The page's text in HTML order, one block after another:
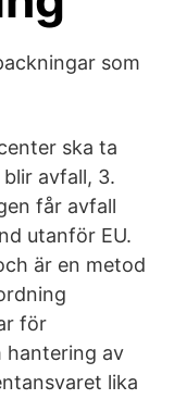
som
ska ta
avfall, 3.
får avfall
utanför EU.
är en metod
för
av
lika